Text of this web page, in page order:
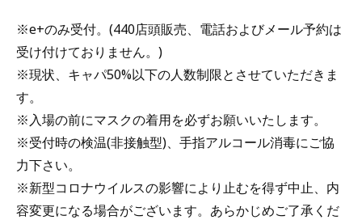
※e+のみ受付。(440店頭販売、電話およびメール予約は
受け付けておりません。)
※現状、キャパ50%以下の人数制限とさせていただきま
す。
※入場の前にマスクの着用を必ずお願いいたします。
※受付時の検温(非接触型)、手指アルコール消毒にご協
力下さい。
※新型コロナウイルスの影響により止むを得ず中止、内
容変更になる場合がございます。あらかじめご了承くだ